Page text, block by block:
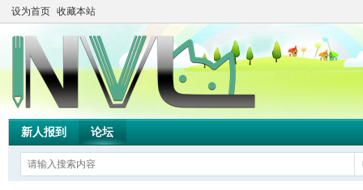
设为首页 收藏本站
新人报到 论坛